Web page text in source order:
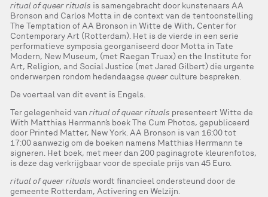
ritual of queer rituals is samengebracht door kunstenaars AA
Bronson and Carlos Motta in de context van de tentoonstelling
The Temptation of AA Bronson in Witte de With, Center for
Contemporary Art (Rotterdam). Het is de vierde in een serie
performatieve symposia georganiseerd door Motta in Tate
Modern, New Museum, (met Raegan Truax) en the Institute for
Art, Religion, and Social Justice (met Jared Gilbert) die urgente
onderwerpen rondom hedendaagse queerculture bespreken.
De voertaal van dit event is Engels.
Ter gelegenheid van ritual of queer rituals presenteert Witte de
With Matthias Herrmann’s boek The Cum Photos, gepubliceerd
door Printed Matter, New York. AA Bronson is van 16:00 tot
17:00 aanwezig om de boeken namens Matthias Herrmann te
signeren. Het boek, met meer dan 200 paginagrote kleurenfotos,
is deze dag verkrijgbaar voor de speciale prijs van 45 Euro.
ritual of queer rituals wordt financieel ondersteund door de
gemeente Rotterdam, Activering en Welzijn.